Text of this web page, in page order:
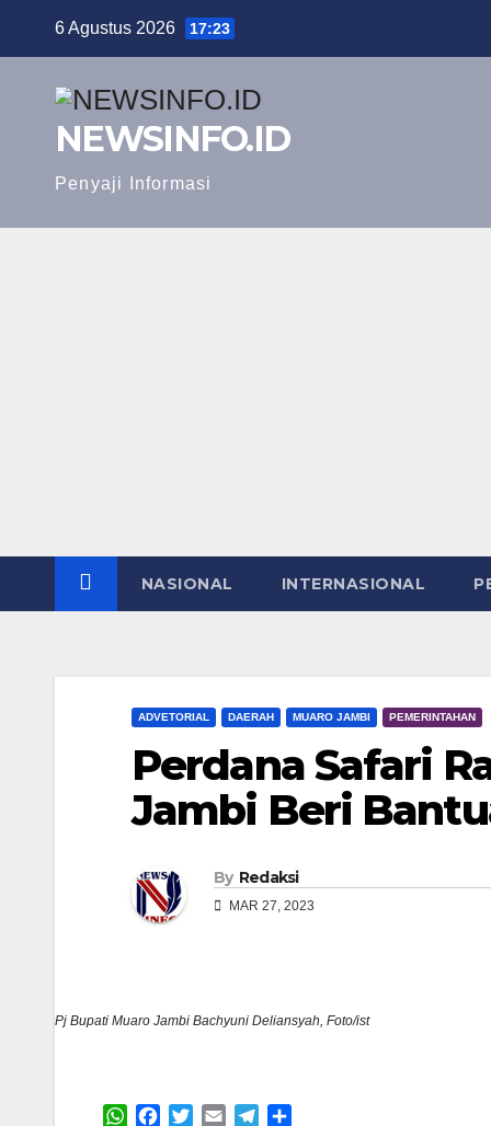
6 Agustus 2026 17:23
NEWSINFO.ID
Penyaji Informasi
NASIONAL INTERNASIONAL
ADVETORIAL DAERAH MUARO JAMBI PEMERINTAHAN
Perdana Safari
Jambi Beri
By Redaksi
MAR 27, 2023
Pj Bupati Muaro Jambi Bachyuni Deliansyah, Foto/ist
W